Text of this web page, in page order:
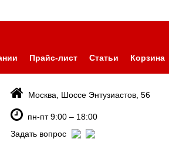
Прайс-лист Статьи Корзина
Москва, Шоссе Энтузиастов, 56
пн-пт 9:00 – 18:00
Задать вопрос